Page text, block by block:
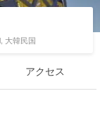
大韓民国
アクセス